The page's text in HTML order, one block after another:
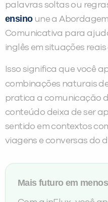
palavras soltas ou
ensinoune a
Comunicativa para
inglês em situações reais
Isso significa que você
combinações naturais
pratica a comunicação
conteúdo deixa de ser
sentido em contextos
viagens e conversas do
Mais futuro em